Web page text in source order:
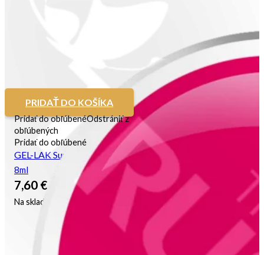
PRIDAŤ DO KOŠÍKA
Pridať do obľúbenéOdstrániť z
obľúbených
Pridať do obľúbené
GEL-LAK Sunset Pink
8ml
7,60 €
Na sklade